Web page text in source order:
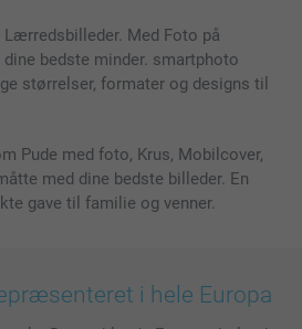
Med Foto på
bedste minder. smartphoto
størrelser, formater og designs til
Pude med foto, Krus, Mobilcover,
med dine bedste billeder. En
gave til familie og venner.
i hele Europa